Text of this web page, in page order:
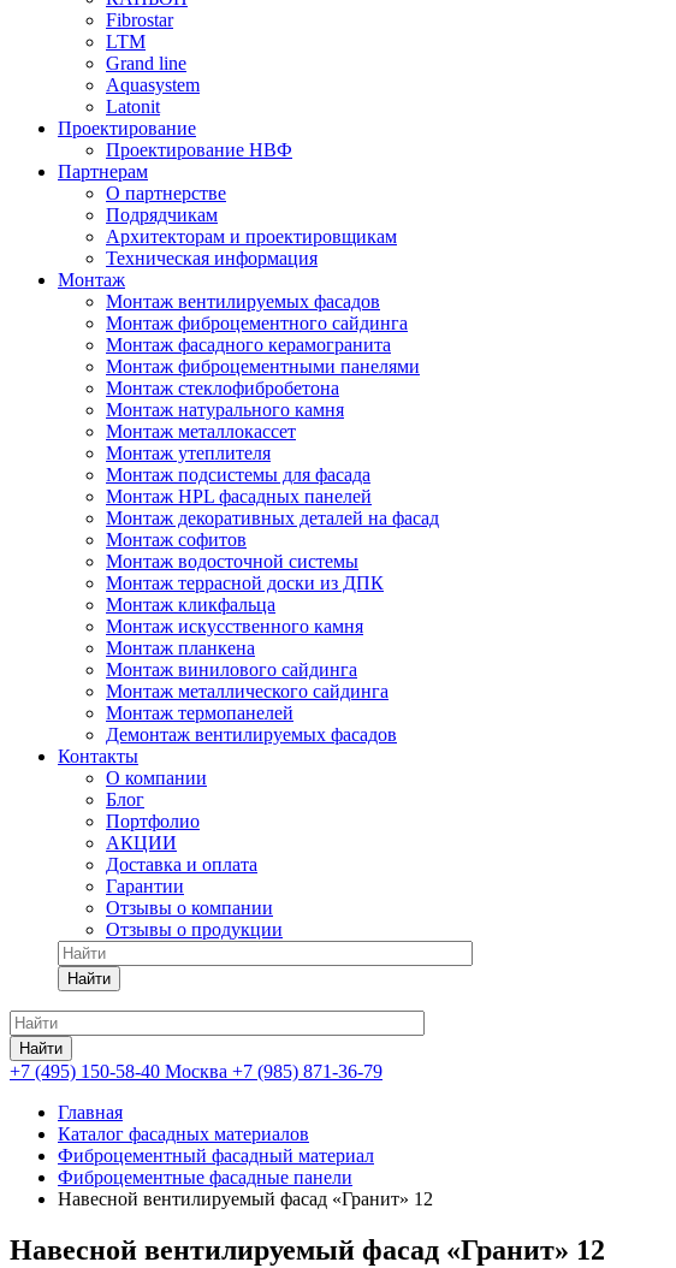
Fibrostar
LTM
Grand line
Aquasystem
Latonit
Проектирование
Проектирование НВФ
Партнерам
О партнерстве
Подрядчикам
Архитекторам и проектировщикам
Техническая информация
Монтаж
Монтаж вентилируемых фасадов
Монтаж фиброцементного сайдинга
Монтаж фасадного керамогранита
Монтаж фиброцементными панелями
Монтаж стеклофибробетона
Монтаж натурального камня
Монтаж металлокассет
Монтаж утеплителя
Монтаж подсистемы для фасада
Монтаж HPL фасадных панелей
Монтаж декоративных деталей на фасад
Монтаж софитов
Монтаж водосточной системы
Монтаж террасной доски из ДПК
Монтаж кликфальца
Монтаж искусственного камня
Монтаж планкена
Монтаж винилового сайдинга
Монтаж металлического сайдинга
Монтаж термопанелей
Демонтаж вентилируемых фасадов
Контакты
О компании
Блог
Портфолио
АКЦИИ
Доставка и оплата
Гарантии
Отзывы о компании
Отзывы о продукции
Найти
Найти
+7 (495) 150-58-40 Москва +7 (985) 871-36-79
Главная
Каталог фасадных материалов
Фиброцементный фасадный материал
Фиброцементные фасадные панели
Навесной вентилируемый фасад «Гранит» 12
Навесной вентилируемый фасад «Гранит» 12